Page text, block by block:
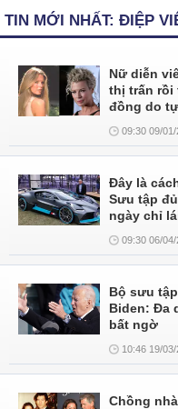
TIN MỚI NHẤT: ĐIỆP
Nữ diễn
thị trấn rồi
đồng do
09:30 09/01/
Đây là
Sưu tập
ngày chỉ
09:30 06/04/
Bộ sưu
Biden: Đa
bất ngờ
10:46 19/
Chồng